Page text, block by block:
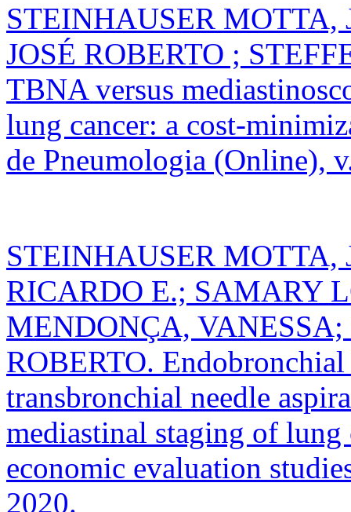
STEINHAUSER MOTTA,
JOSÉ ROBERTO ;
TBNA versus
lung cancer: a cost-
de Pneumologia (Online),
STEINHAUSER MOTTA,
RICARDO E.; SAMARY
MENDONÇA, VANESSA;
ROBERTO.
transbronchial needle
mediastinal staging of
economic evaluation
2020.